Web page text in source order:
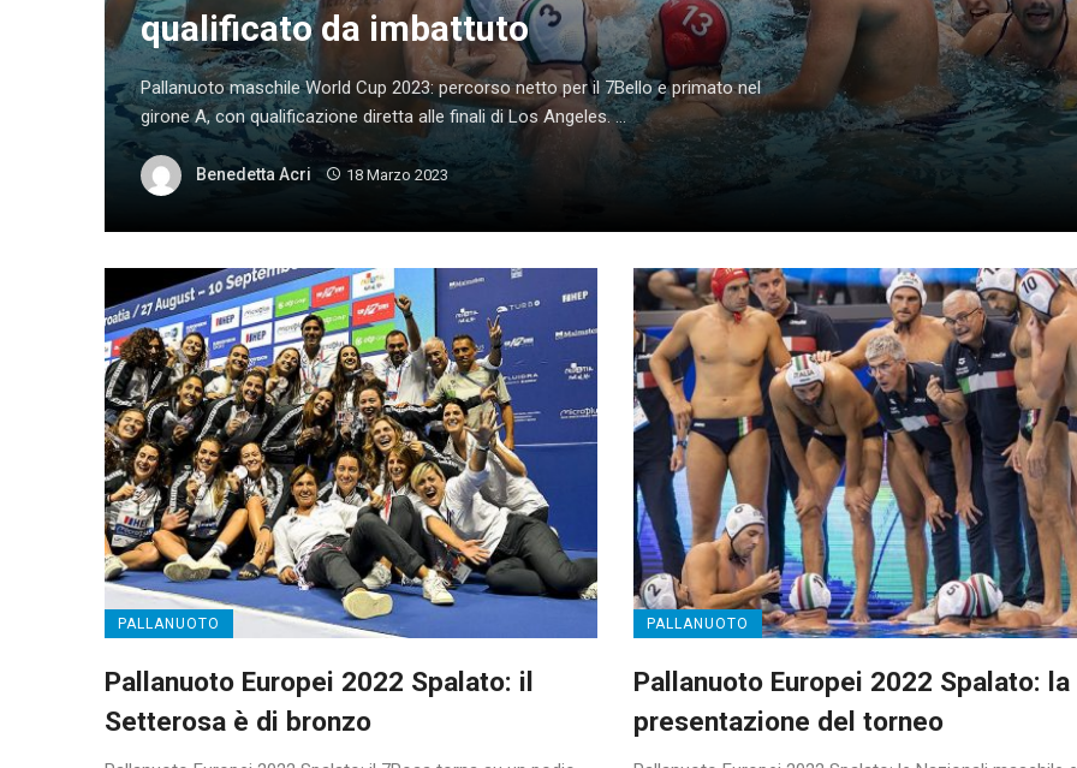
qualificato da imbattuto
Pallanuoto maschile World Cup 2023: percorso netto per il 7Bello e primato nel
girone A, con qualificazione diretta alle finali di Los Angeles. ...
Benedetta Acri 18 Marzo 2023
PALLANUOTO
Pallanuoto Europei 2022 Spalato: il
Setterosa è di bronzo
PALLANUOTO
Pallanuoto Europei 2022 Spalato: la
presentazione del torneo